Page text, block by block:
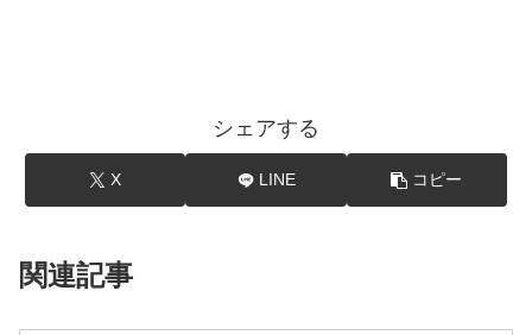
シェアする
X LINE コピー
関連記事